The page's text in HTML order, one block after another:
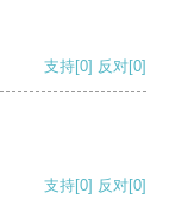
支持[0] 反对[0]
支持[0] 反对[0]